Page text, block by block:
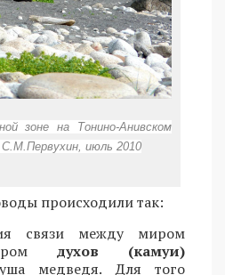
зоне на Тонино-Анивском
С.М.Первухин, июль 2010
происходили так:
связи между миром
духов (камуи)
медведя. Для того